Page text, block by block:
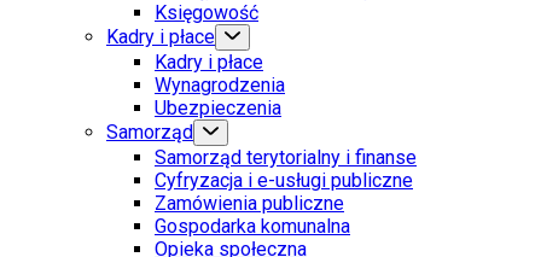
Księgowość
Kadry i płace
Kadry i płace
Wynagrodzenia
Ubezpieczenia
Samorząd
Samorząd terytorialny i finanse
Cyfryzacja i e-usługi publiczne
Zamówienia publiczne
Gospodarka komunalna
Opieka społeczna